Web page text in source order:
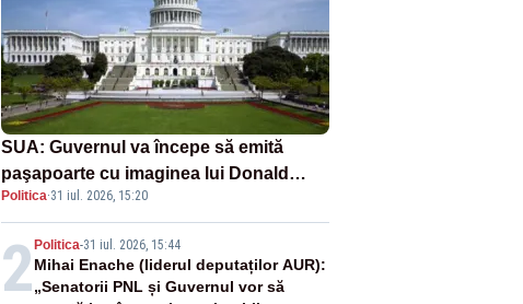
SUA: Guvernul va începe să emită
paşapoarte cu imaginea lui Donald
Trump începând cu 8 august
Politica·31 iul. 2026, 15:20
2 Politica-31 iul. 2026, 15:44
Mihai Enache (liderul deputaților AUR):
„Senatorii PNL și Guvernul vor să